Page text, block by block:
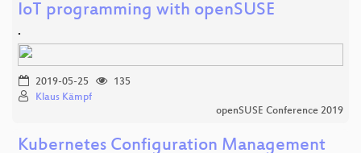
IoT programming with openSUSE
.
2019-05-25
135
Klaus Kämpf
openSUSE Conference 2019
Kubernetes Configuration Management